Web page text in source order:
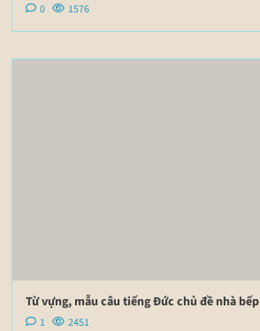
0 1576
Từ vựng, mẫu câu tiếng Đức chủ đề nhà bếp
1 2451